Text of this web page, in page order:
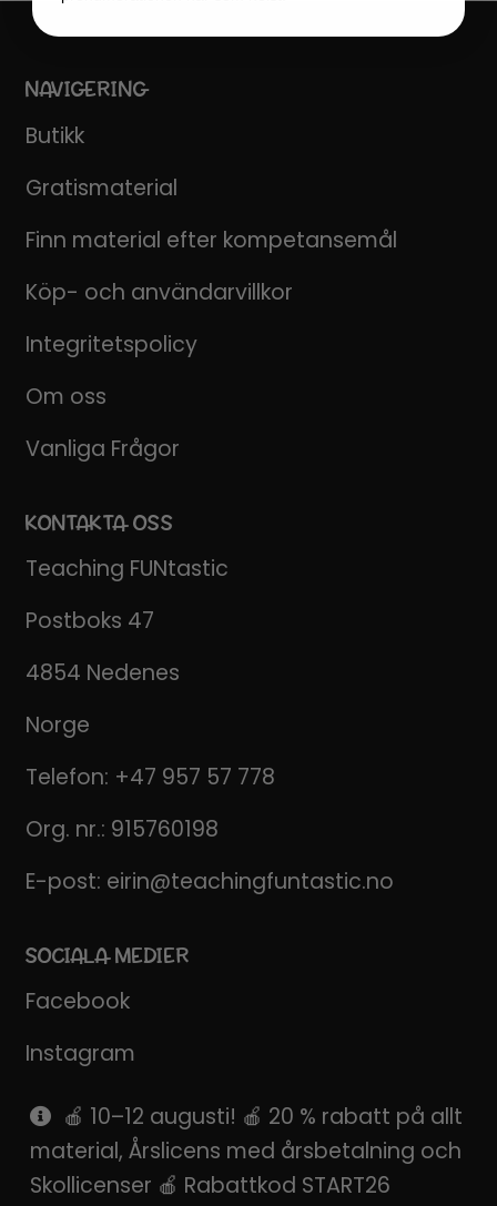
NAVIGERING
Butikk
Gratismaterial
Finn material efter kompetansemål
Köp- och användarvillkor
Integritetspolicy
Om oss
Vanliga Frågor
KONTAKTA OSS
Teaching FUNtastic
Postboks 47
4854 Nedenes
Norge
Telefon: +47 957 57 778
Org. nr.: 915760198
E-post: eirin@teachingfuntastic.no
SOCIALA MEDIER
Facebook
Instagram
Pinterest
SnapChat
🍎 10–12 augusti! 🍎 20 % rabatt på allt
material, Årslicens med årsbetalning och
Skollicenser 🍎 Rabattkod START26